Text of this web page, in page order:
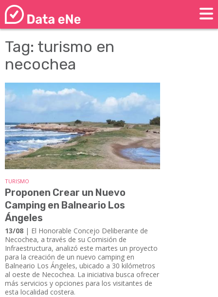
Tag: turismo en
necochea
TURISMO
Proponen Crear un Nuevo
Camping en Balneario Los
Ángeles
13/08 | El Honorable Concejo Deliberante de
Necochea, a través de su Comisión de
Infraestructura, analizó este martes un proyecto
para la creación de un nuevo camping en
Balneario Los Ángeles, ubicado a 30 kilómetros
al oeste de Necochea. La iniciativa busca ofrecer
más servicios y opciones para los visitantes de
esta localidad costera.